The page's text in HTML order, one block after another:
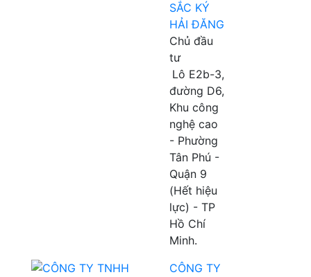
SẮC KÝ
HẢI ĐĂNG
Chủ đầu
tư
Lô E2b-3,
đường D6,
Khu công
nghệ cao
- Phường
Tân Phú -
Quận 9
(Hết hiệu
lực) - TP
Hồ Chí
Minh.
CÔNG TY